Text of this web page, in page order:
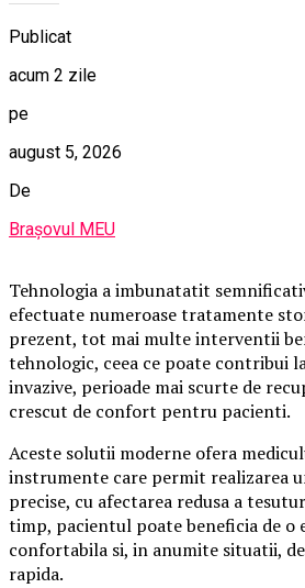
Publicat
acum 2 zile
pe
august 5, 2026
De
Brașovul MEU
Tehnologia a imbunatatit
efectuate numeroase tratamente
prezent, tot mai multe interventii
tehnologic, ceea ce poate contribui
invazive, perioade mai scurte de
crescut de confort pentru pacienti.
Aceste solutii moderne ofera
instrumente care permit realizarea
precise, cu afectarea redusa a
timp, pacientul poate beneficia de o
confortabila si, in anumite situatii,
rapida.